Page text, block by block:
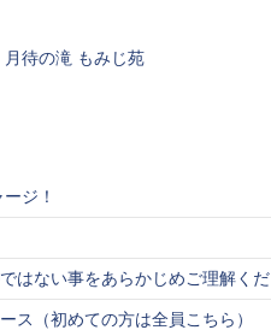
月待の滝 もみじ苑
ジ！
はない事をあらかじめご理解く
ス（初めての方は全員こちら）